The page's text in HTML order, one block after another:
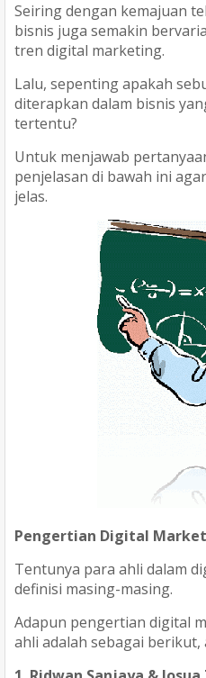
Seiring dengan kemajuan
bisnis juga semakin
tren digital marketing.
Lalu, sepenting apakah
diterapkan dalam bisnis
tertentu?
Untuk menjawab
penjelasan di bawah ini
jelas.
Pengertian Digital
Tentunya para ahli dalam
definisi masing-masing.
Adapun pengertian digital
ahli adalah sebagai berikut,